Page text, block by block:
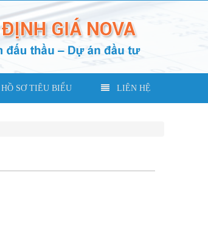
HỒ SƠ TIÊU BIỂU LIÊN HỆ